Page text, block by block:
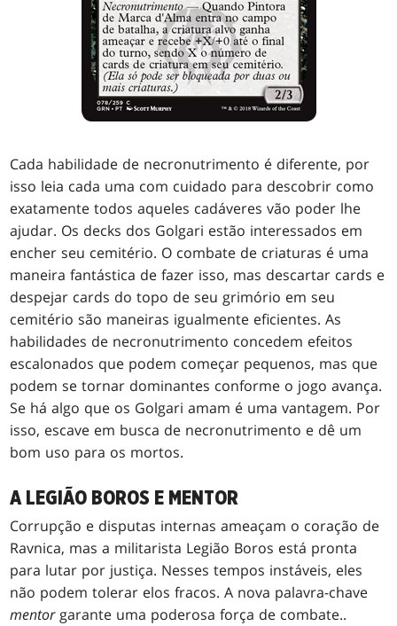
Cada habilidade de necronutrimento é diferente, por
isso leia cada uma com cuidado para descobrir como
exatamente todos aqueles cadáveres vão poder lhe
ajudar. Os decks dos Golgari estão interessados em
encher seu cemitério. O combate de criaturas é uma
maneira fantástica de fazer isso, mas descartar cards e
despejar cards do topo de seu grimório em seu
cemitério são maneiras igualmente eficientes. As
habilidades de necronutrimento concedem efeitos
escalonados que podem começar pequenos, mas que
podem se tornar dominantes conforme o jogo avança.
Se há algo que os Golgari amam é uma vantagem. Por
isso, escave em busca de necronutrimento e dê um
bom uso para os mortos.
A LEGIÃO BOROS E MENTOR
Corrupção e disputas internas ameaçam o coração de
Ravnica, mas a militarista Legião Boros está pronta
para lutar por justiça. Nesses tempos instáveis, eles
não podem tolerar elos fracos. A nova palavra-chave
mentor garante uma poderosa força de combate..